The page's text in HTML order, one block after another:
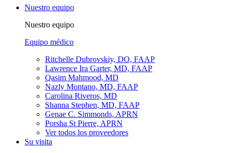
Nuestro equipo
Nuestro equipo
Equipo médico
Ritchelle Dubrovskiy, DO, FAAP
Lawrence Ira Garter, MD, FAAP
Qasim Mahmood, MD
Nazly Montano, MD, FAAP
Carolina Riveros, MD
Shanna Stephen, MD, FAAP
Genae C. Simmonds, APRN
Porsha St Pierre, APRN
Ver todos los proveedores
Su visita